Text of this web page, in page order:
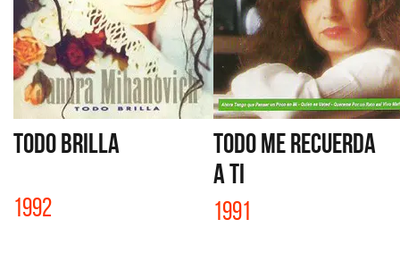
TODO BRILLA
1992
TODO ME RECUERDA
A TI
1991